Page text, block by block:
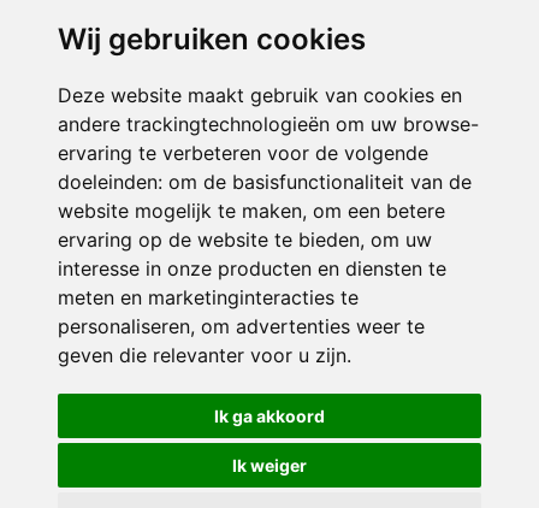
Wij gebruiken cookies
Deze website maakt gebruik van cookies en
andere trackingtechnologieën om uw browse-
ervaring te verbeteren voor de volgende
doeleinden: om de basisfunctionaliteit van de
website mogelijk te maken, om een betere
ervaring op de website te bieden, om uw
interesse in onze producten en diensten te
meten en marketinginteracties te
personaliseren, om advertenties weer te
geven die relevanter voor u zijn.
Ik ga akkoord
Ik weiger
ONDERDEEL VAN
© 2026 Avonturijn | Alle rechten voorbehouden
Privacy policy|Disclaimer| Klachtenregeling|RSIN en Anbi
voorkeuren
Crealisatie The MindOffice